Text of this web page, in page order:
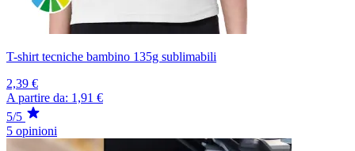
T-shirt tecniche bambino 135g sublimabili
2,39 €
A partire da: 1,91 €
5/5
5 opinioni